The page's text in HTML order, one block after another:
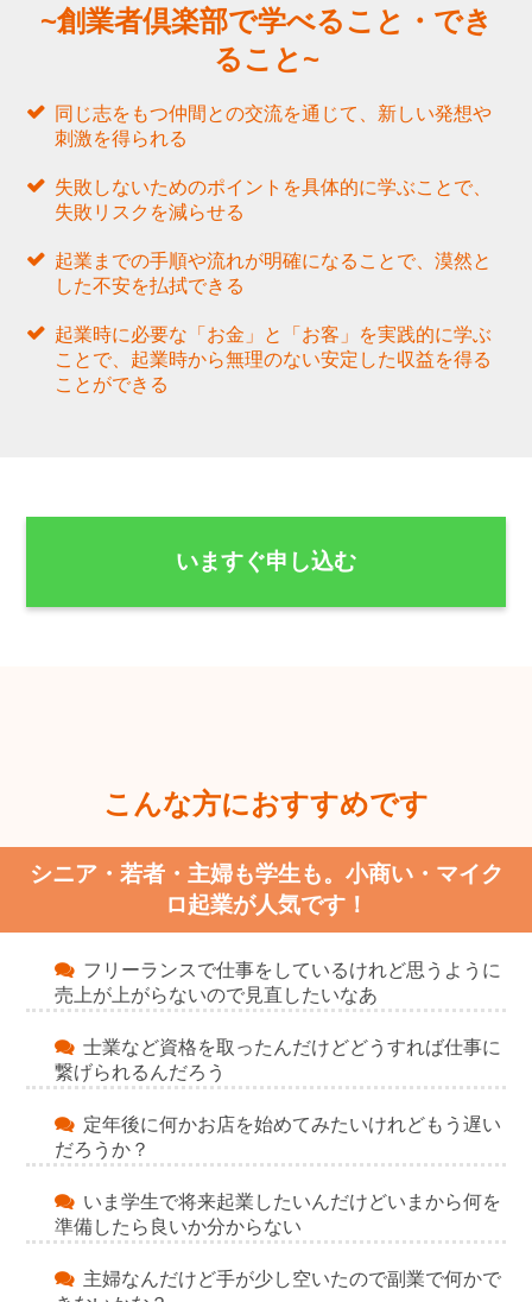
~創業者倶楽部で学べること・でき
ること~
同じ志をもつ仲間との交流を通じて、新しい発想や
刺激を得られる
失敗しないためのポイントを具体的に学ぶことで、
失敗リスクを減らせる
起業までの手順や流れが明確になることで、漠然と
した不安を払拭できる
起業時に必要な「お金」と「お客」を実践的に学ぶ
ことで、起業時から無理のない安定した収益を得る
ことができる
いますぐ申し込む
こんな方におすすめです
シニア・若者・主婦も学生も。小商い・マイク
ロ起業が人気です！
フリーランスで仕事をしているけれど思うように
売上が上がらないので見直したいなあ
士業など資格を取ったんだけどどうすれば仕事に
繋げられるんだろう
定年後に何かお店を始めてみたいけれどもう遅い
だろうか？
いま学生で将来起業したいんだけどいまから何を
準備したら良いか分からない
主婦なんだけど手が少し空いたので副業で何かで